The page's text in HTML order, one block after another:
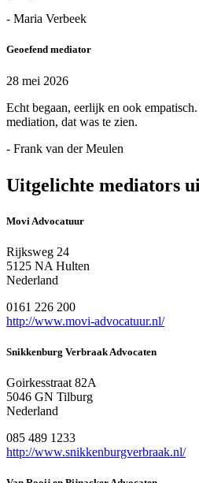
- Maria Verbeek
Geoefend mediator
28 mei 2026
Echt begaan, eerlijk en ook
mediation, dat was te zien.
- Frank van der Meulen
Uitgelichte mediators
Movi Advocatuur
Rijksweg 24
5125 NA Hulten
Nederland
0161 226 200
http://www.movi-advocatuur.nl/
Snikkenburg Verbraak Advocaten
Goirkesstraat 82A
5046 GN Tilburg
Nederland
085 489 1233
http://www.snikkenburgverbraak.nl/